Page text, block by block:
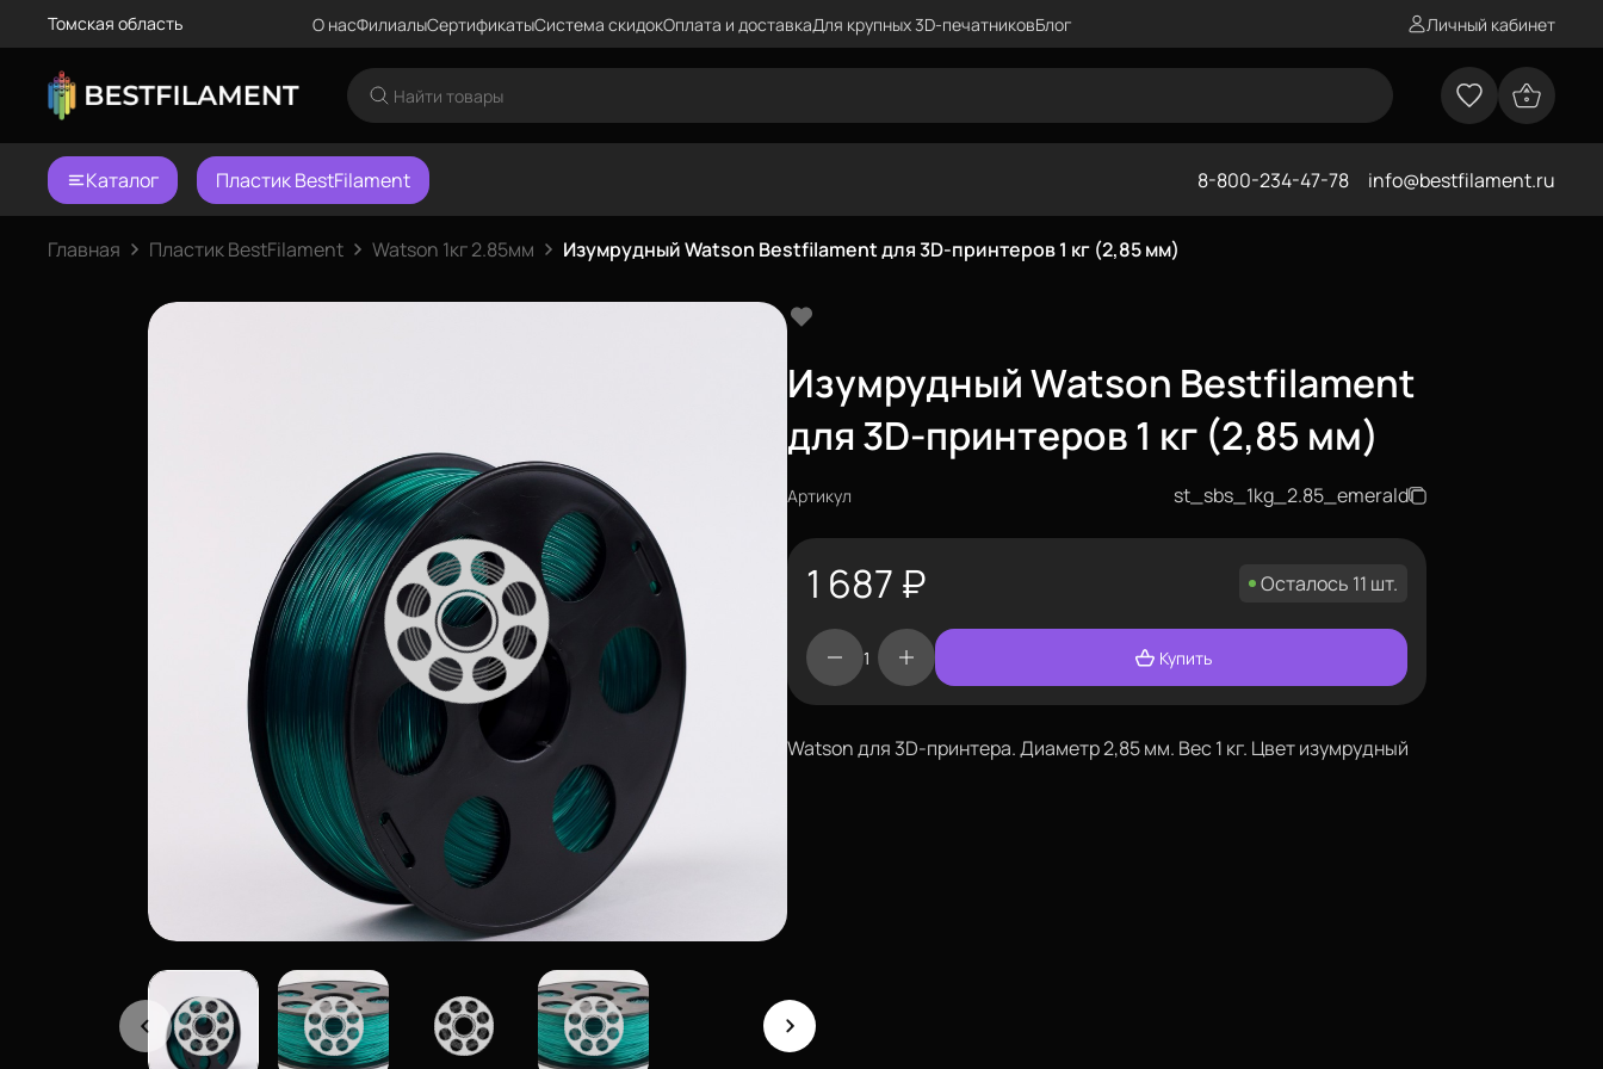
Томская область О насФилиалыСертификатыСистема скидокОплата и доставкаДля крупных 3D-печатниковБлог Личный кабинет
Каталог Пластик BestFilament 8-800-234-47-78 info@bestfilament.ru
Главная Пластик BestFilament Watson 1кг 2.85мм Изумрудный Watson Bestfilament для 3D-принтеров 1 кг (2,85 мм)
Изумрудный Watson Bestfilament
для 3D-принтеров 1 кг (2,85 мм)
Артикул st_sbs_1kg_2.85_emerald
1 687 ₽ Осталось 11 шт.
Купить
Watson для 3D-принтера. Диаметр 2,85 мм. Вес 1 кг. Цвет изумрудный